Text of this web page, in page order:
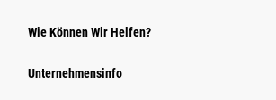
Wie Können Wir Helfen?
Unternehmensinfo